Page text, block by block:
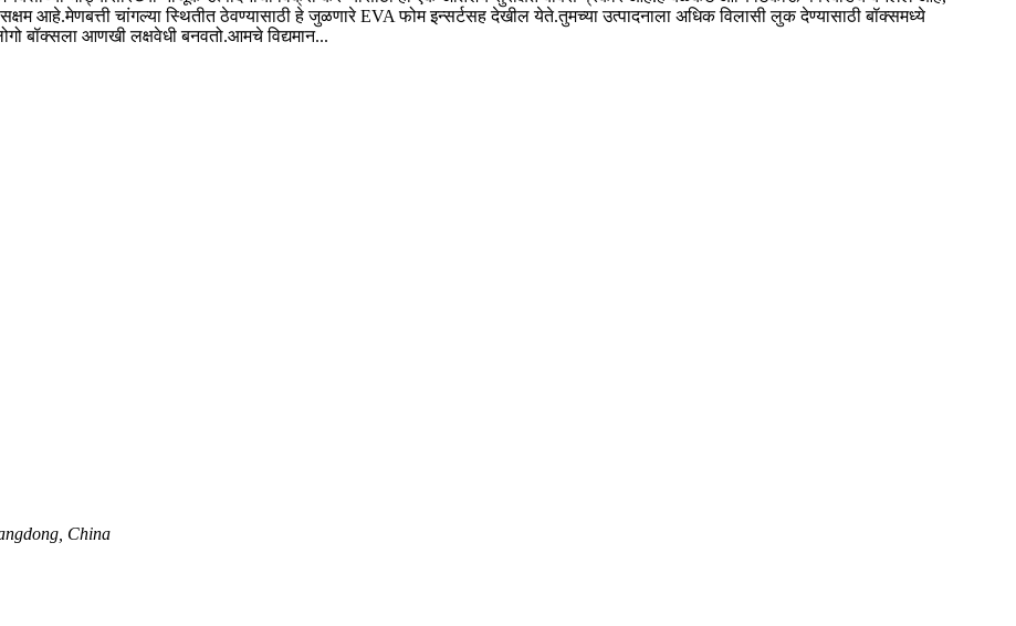
आहे.मेणबत्ती चांगल्या स्थितीत ठेवण्यासाठी हे जुळणारे EVA फोम इन्सर्टसह देखील येते.तुमच्या उत्पादनाला अधिक विलासी लुक देण्यासाठी बॉक्समध्ये
बॉक्सला आणखी लक्षवेधी बनवतो.आमचे विद्यमान...
China